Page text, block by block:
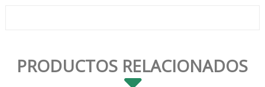
PRODUCTOS RELACIONADOS